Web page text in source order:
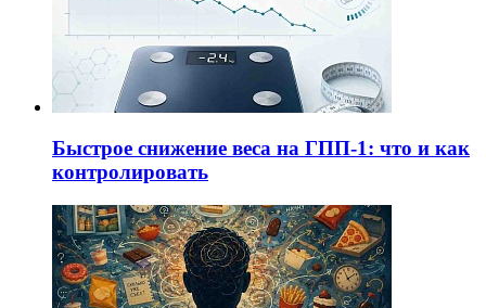
Быстрое снижение веса на ГПП-1: что и как
контролировать